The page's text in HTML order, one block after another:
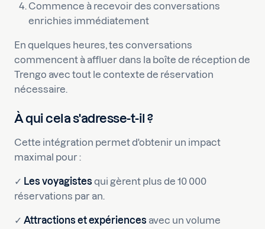
Commence à recevoir des conversations
enrichies immédiatement
En quelques heures, tes conversations
commencent à affluer dans la boîte de réception de
Trengo avec tout le contexte de réservation
nécessaire.
À qui cela s'adresse-t-il ?
Cette intégration permet d'obtenir un impact
maximal pour :
✓ Les voyagistes qui gèrent plus de 10 000
réservations par an.
✓ Attractions et expériences avec un volume